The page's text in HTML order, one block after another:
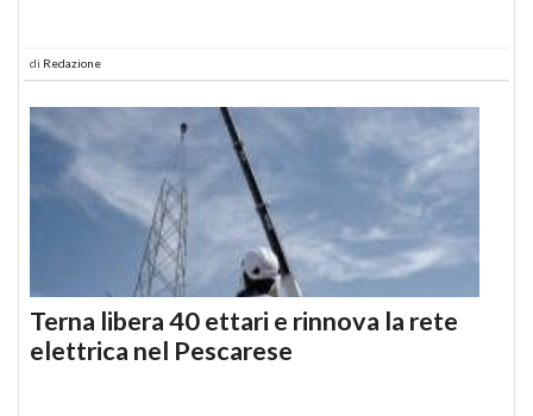
di Redazione
Terna libera 40 ettari e rinnova la rete
elettrica nel Pescarese